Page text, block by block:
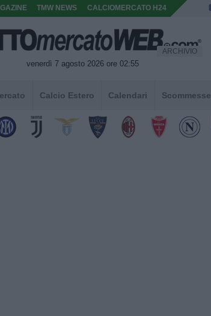
TMW NEWS CALCIOMERCATO H24
venerdì 7 agosto 2026 ore 02:55
ARCHIVIO
Calcio Estero Calendari Scommesse